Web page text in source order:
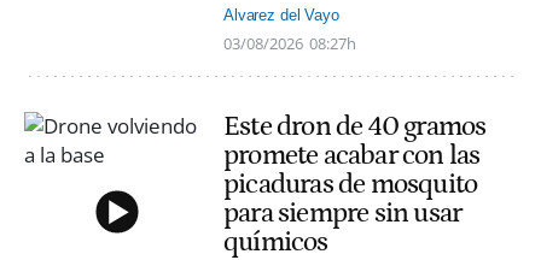
Alvarez del Vayo
03/08/2026 08:27h
Este dron de 40 gramos
promete acabar con las
picaduras de mosquito
para siempre sin usar
químicos